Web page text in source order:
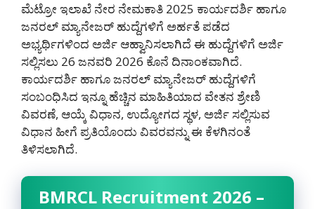
ಮೆಟ್ರೋ ಇಲಾಖೆ ನೇರ ನೇಮಕಾತಿ 2025 ಕಾರ್ಯದರ್ಶಿ ಹಾಗೂ
ಜನರಲ್ ಮ್ಯಾನೇಜರ್ ಹುದ್ದೆಗಳಿಗೆ ಅರ್ಹತೆ ಪಡೆದ
ಅಭ್ಯರ್ಥಿಗಳಿಂದ ಅರ್ಜಿ ಆಹ್ವಾನಿಸಲಾಗಿದೆ ಈ ಹುದ್ದೆಗಳಿಗೆ ಅರ್ಜಿ
ಸಲ್ಲಿಸಲು 26 ಜನವರಿ 2026 ಕೊನೆ ದಿನಾಂಕವಾಗಿದೆ.
ಕಾರ್ಯದರ್ಶಿ ಹಾಗೂ ಜನರಲ್ ಮ್ಯಾನೇಜರ್ ಹುದ್ದೆಗಳಿಗೆ
ಸಂಬಂಧಿಸಿದ ಇನ್ನೂ ಹೆಚ್ಚಿನ ಮಾಹಿತಿಯಾದ ವೇತನ ಶ್ರೇಣಿ
ವಿವರಣೆ, ಆಯ್ಕೆ ವಿಧಾನ, ಉದ್ಯೋಗದ ಸ್ಥಳ, ಅರ್ಜಿ ಸಲ್ಲಿಸುವ
ವಿಧಾನ ಹೀಗೆ ಪ್ರತಿಯೊಂದು ವಿವರವನ್ನು ಈ ಕೆಳಗಿನಂತೆ
ತಿಳಿಸಲಾಗಿದೆ.
BMRCL Recruitment 2026 –